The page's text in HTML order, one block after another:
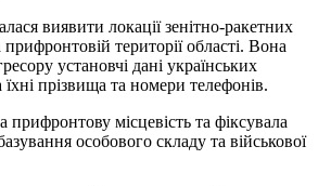
виявити локації зенітно-ракетних
території області. Вона
установчі дані українських
їхні прізвища та номери телефонів.
прифронтову місцевість та фіксувала
особового складу та військової